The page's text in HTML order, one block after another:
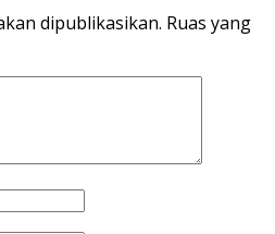
dipublikasikan. Ruas yang